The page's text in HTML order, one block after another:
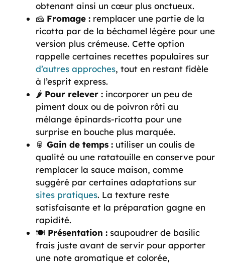
obtenant ainsi un cœur plus onctueux.
🧀 Fromage : remplacer une partie de la
ricotta par de la béchamel légère pour une
version plus crémeuse. Cette option
rappelle certaines recettes populaires sur
d’autres approches, tout en restant fidèle
à l’esprit express.
🌶️ Pour relever : incorporer un peu de
piment doux ou de poivron rôti au
mélange épinards-ricotta pour une
surprise en bouche plus marquée.
🥫 Gain de temps : utiliser un coulis de
qualité ou une ratatouille en conserve pour
remplacer la sauce maison, comme
suggéré par certaines adaptations sur
sites pratiques. La texture reste
satisfaisante et la préparation gagne en
rapidité.
🍽️ Présentation : saupoudrer de basilic
frais juste avant de servir pour apporter
une note aromatique et colorée,